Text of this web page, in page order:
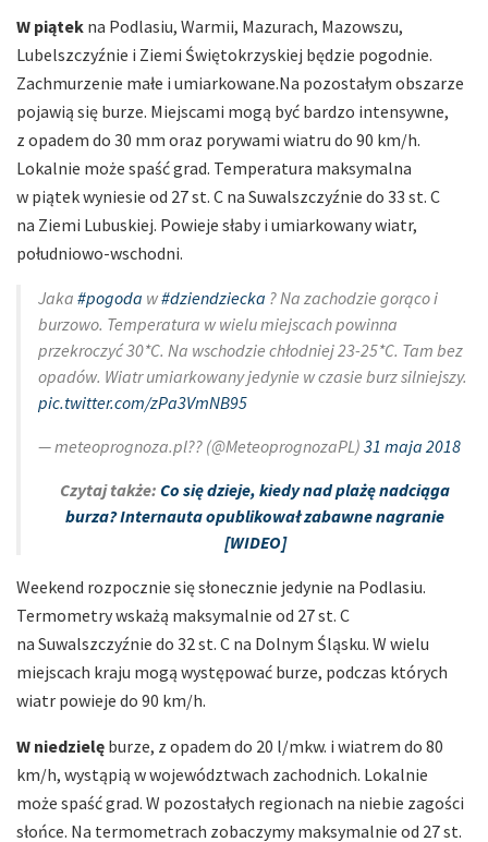
W piątek na Podlasiu, Warmii, Mazurach, Mazowszu,
Lubelszczyźnie i Ziemi Świętokrzyskiej będzie pogodnie.
Zachmurzenie małe i umiarkowane.Na pozostałym obszarze
pojawią się burze. Miejscami mogą być bardzo intensywne,
z opadem do 30 mm oraz porywami wiatru do 90 km/h.
Lokalnie może spaść grad. Temperatura maksymalna
w piątek wyniesie od 27 st. C na Suwalszczyźnie do 33 st. C
na Ziemi Lubuskiej. Powieje słaby i umiarkowany wiatr,
południowo-wschodni.
Jaka #pogoda w#dziendziecka ? Na zachodzie gorąco i
burzowo. Temperatura w wielu miejscach powinna
przekroczyć 30*C. Na wschodzie chłodniej 23-25*C. Tam bez
opadów. Wiatr umiarkowany jedynie w czasie burz silniejszy.
pic.twitter.com/zPa3VmNB95
— meteoprognoza.pl?? (@MeteoprognozaPL) 31 maja 2018
Czytaj także: Co się dzieje, kiedy nad plażę nadciąga
burza? Internauta opublikował zabawne nagranie
[WIDEO]
Weekend rozpocznie się słonecznie jedynie na Podlasiu.
Termometry wskażą maksymalnie od 27 st. C
na Suwalszczyźnie do 32 st. C na Dolnym Śląsku. W wielu
miejscach kraju mogą występować burze, podczas których
wiatr powieje do 90 km/h.
W niedzielę burze, z opadem do 20 l/mkw. i wiatrem do 80
km/h, wystąpią w województwach zachodnich. Lokalnie
może spaść grad. W pozostałych regionach na niebie zagości
słońce. Na termometrach zobaczymy maksymalnie od 27 st.